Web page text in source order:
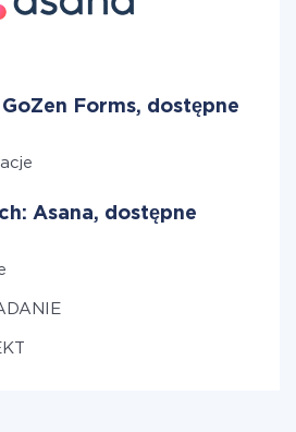
Forms, dostępne
Asana, dostępne